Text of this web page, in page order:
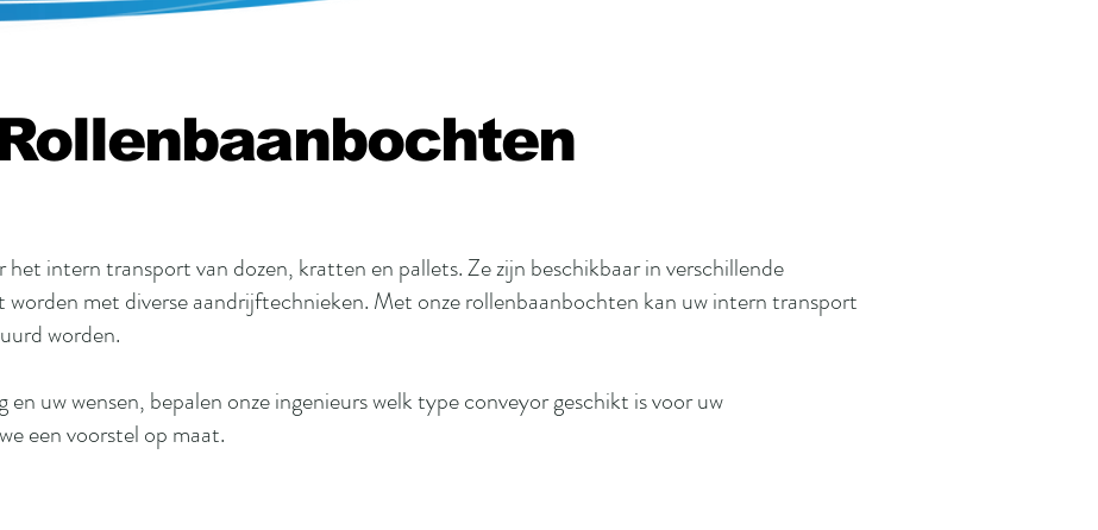
intern transport van dozen, kratten en pallets. Ze zijn beschikbaar in verschillende
worden met diverse aandrijftechnieken. Met onze rollenbaanbochten kan uw intern transport
worden.
uw wensen, bepalen onze ingenieurs welk type conveyor geschikt is voor uw
een voorstel op maat.